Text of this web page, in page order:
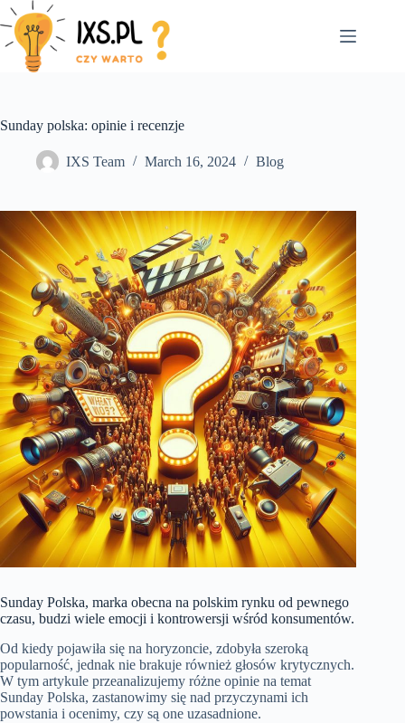
Skip
to
content
Sunday polska: opinie i recenzje
IXS Team March 16, 2024 Blog
Sunday Polska, marka obecna na polskim rynku od pewnego
czasu, budzi wiele emocji i kontrowersji wśród konsumentów.
Od kiedy pojawiła się na horyzoncie, zdobyła szeroką
popularność, jednak nie brakuje również głosów krytycznych.
W tym artykule przeanalizujemy różne opinie na temat
Sunday Polska, zastanowimy się nad przyczynami ich
powstania i ocenimy, czy są one uzasadnione.